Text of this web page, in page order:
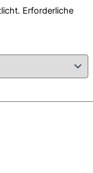
Erforderliche